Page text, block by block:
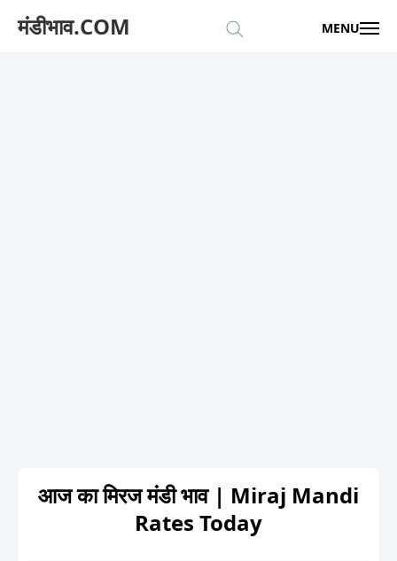
मंडीभाव.COM MENU
आज का मिरज मंडी भाव | Miraj Mandi
Rates Today